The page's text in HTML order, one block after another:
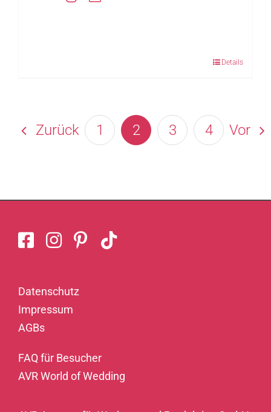
Details
Zurück 1 2 3 4 Vor
Datenschutz
Impressum
AGBs
FAQ für Besucher
AVR World of Wedding